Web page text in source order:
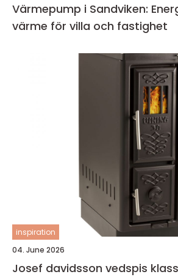
Värmepump i Sandviken:
värme för villa och fastighet
inspiration
04. June 2026
Josef davidsson vedspis klassisk värme med